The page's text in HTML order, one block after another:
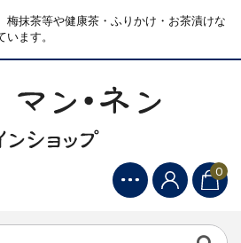
梅抹茶等や健康茶・ふりかけ・お茶漬けな
ます。
0